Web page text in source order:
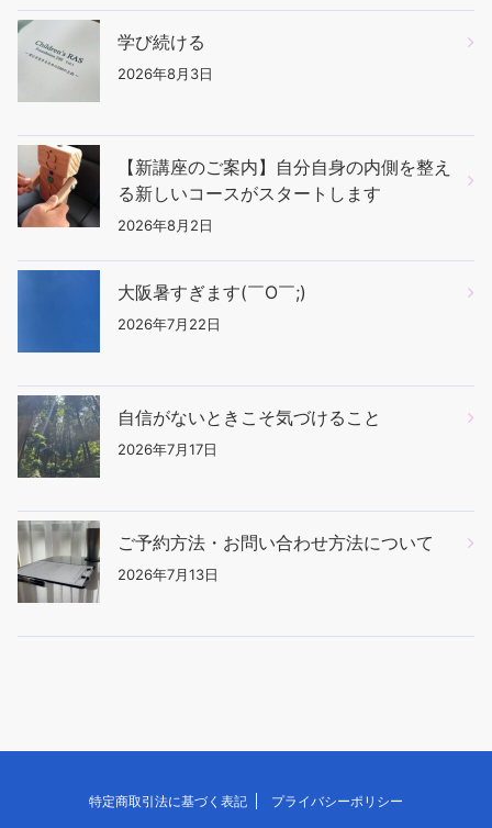
学び続ける
2026年8月3日
【新講座のご案内】自分自身の内側を整え
る新しいコースがスタートします
2026年8月2日
大阪暑すぎます(￣O￣;)
2026年7月22日
自信がないときこそ気づけること
2026年7月17日
ご予約方法・お問い合わせ方法について
2026年7月13日
特定商取引法に基づく表記 プライバシーポリシー